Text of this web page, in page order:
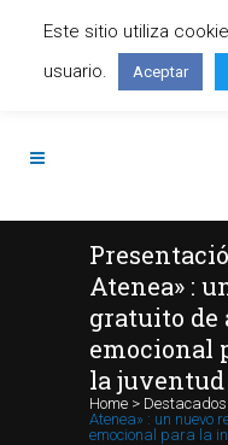
Atenea» :
gratuito de
emocional
la juventud
Home > Destacados
Atenea» : un nuevo
emocional para la
Este sitio utiliza
usuario.
Aceptar